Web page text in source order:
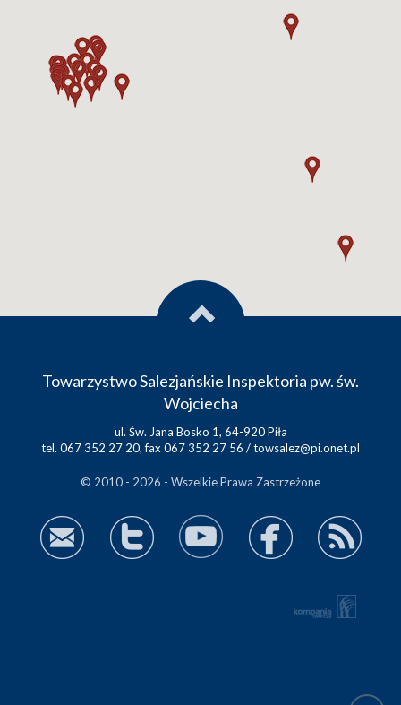
Towarzystwo Salezjańskie Inspektoria pw. św.
Wojciecha
ul. Św. Jana Bosko 1, 64-920 Piła
tel. 067 352 27 20, fax 067 352 27 56 /towsalez@pi.onet.pl
© 2010 - 2026 - Wszelkie Prawa Zastrzeżone